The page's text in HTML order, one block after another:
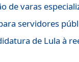
de varas
servidores
de Lula à